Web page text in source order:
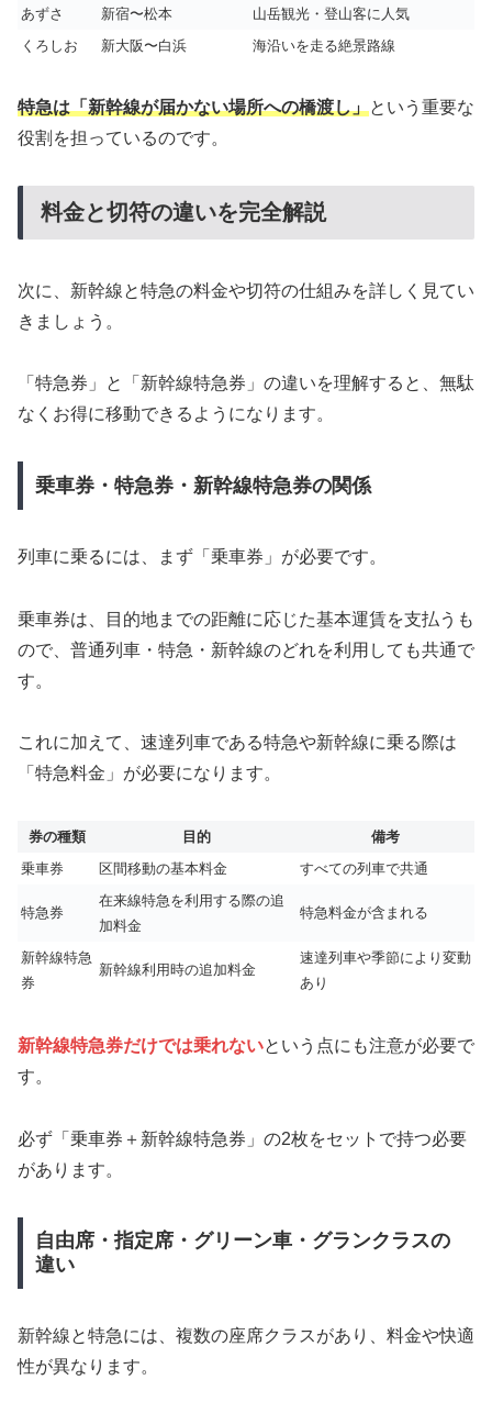
あずさ
新宿〜松本
山岳観光・登山客に人気
くろしお
新大阪〜白浜 海沿いを走る絶景路線
特急は「新幹線が届かない場所への橋渡し」という重要な
役割を担っているのです。
料金と切符の違いを完全解説
次に、新幹線と特急の料金や切符の仕組みを詳しく見てい
きましょう。
「特急券」と「新幹線特急券」の違いを理解すると、無駄
なくお得に移動できるようになります。
乗車券・特急券・新幹線特急券の関係
列車に乗るには、まず「乗車券」が必要です。
乗車券は、目的地までの距離に応じた基本運賃を支払うも
ので、普通列車・特急・新幹線のどれを利用しても共通で
す。
これに加えて、速達列車である特急や新幹線に乗る際は
「特急料金」が必要になります。
券の種類 目的
備考
乗車券
区間移動の基本料金 すべての列車で共通
特急券
在来線特急を利用する際の追
加料金
特急料金が含まれる
新幹線特急
券
新幹線利用時の追加料金
速達列車や季節により変動
あり
新幹線特急券だけでは乗れないという点にも注意が必要で
す。
必ず「乗車券＋新幹線特急券」の2枚をセットで持つ必要
があります。
自由席・指定席・グリーン車・グランクラスの
違い
新幹線と特急には、複数の座席クラスがあり、料金や快適
性が異なります。